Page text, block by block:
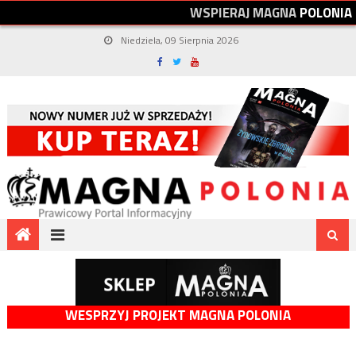
WSPIERAJMAGNAPOLONIA
Niedziela, 09 Sierpnia 2026
WESPRZYJ PROJEKT MAGNA POLONIA